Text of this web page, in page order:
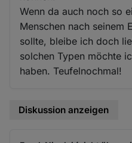
Wenn da auch noch so
Menschen nach seinem
sollte, bleibe ich doch
solchen Typen möchte
haben. Teufelnochmal!
Diskussion anzeigen